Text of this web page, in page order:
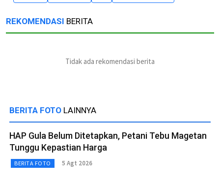
REKOMENDASI BERITA
Tidak ada rekomendasi berita
BERITA FOTO LAINNYA
HAP Gula Belum Ditetapkan, Petani Tebu Magetan
Tunggu Kepastian Harga
BERITA FOTO 5 Agt 2026